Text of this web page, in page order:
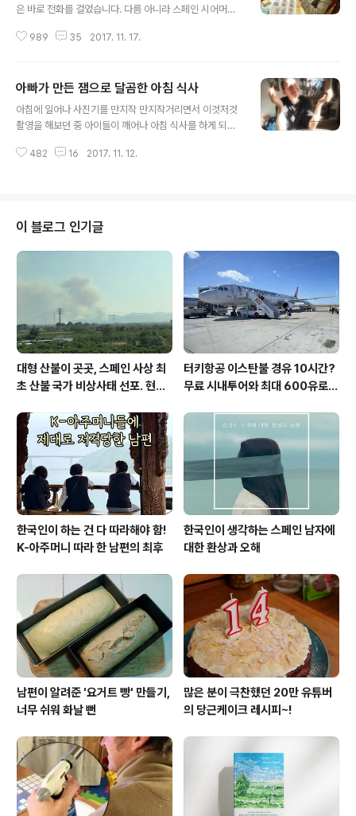
은 바로 전화를 걸었습니다. 다름 아니라 스페인 시어머님
신데요, 갑자기 큰 손녀가 생각이 났더라는 겁니다. 우리 아
각하신 겁니다. 전화를 끊자마자 남편은 산드라에게 그 여
행을 하고 싶으냐고 물어봅니다. "아빠! 당연하지."초등학
교 2학년인 아이가 할머니, 할아버지와 하는 여행에 큰 관
인데!" 사실, 새에 관심을 끌게 된 일도 다~ 스페인 할머니
989 35 2017. 11. 17.
아빠가 만든 잼으로 달곰한 아침 식사
아침에 일어나 사진기를 만지작 만지작거리면서 이것저것
촬영을 해보던 중 아이들이 깨어나 아침 식사를 하게 되었
는 잠시 외출했다가 아이들이 깼다는 소리에 후다닥 집으
그런데 오늘은 이런 전형적인 서양 아침 식사를 하기도 하
지요. 오!!! 저는 사진기에서 발견한 새로운 기능에 놀라며
찍고 있었습니다. 다름 아니라 햇볕을 받은 부분에서 빛이
환하게 나는 기능이 있네요. 이럴 수가!!! 이런 기능이 있는
지도 모르고 사용한 미러리스 카메라. 최선을 다해 사용법
482 16 2017. 11. 12.
이 블로그 인기글
대형 산불이 곳곳, 스페인 사상 최
초 산불 국가 비상사태 선포. 현지
터키항공 이스탄불 경유 10시간?
무료 시내투어와 최대 600유로
한국인이 하는 건 다 따라해야 함!
K-아주머니 따라 한 남편의 최후
한국인이 생각하는 스페인 남자에
대한 환상과 오해
남편이 알려준 '요거트 빵' 만들기,
너무 쉬워 화날 뻔
많은 분이 극찬했던 20만 유튜버
의 당근케이크 레시피~!